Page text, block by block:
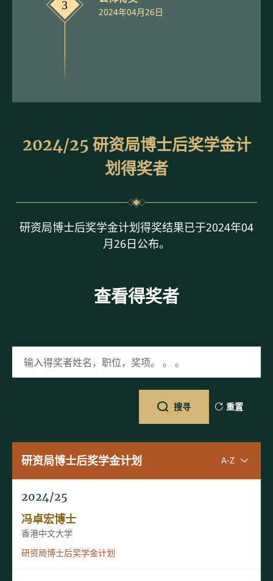
3
2024年04月26日
2024/25 研资局博士后奖学金计
划得奖者
研资局博士后奖学金计划得奖结果已于2024年04
月26日公布。
查看得奖者
搜寻 重置
研资局博士后奖学金计划 A-Z升序排序
2024/25
冯卓宏博士
香港中文大学
研资局博士后奖学金计划